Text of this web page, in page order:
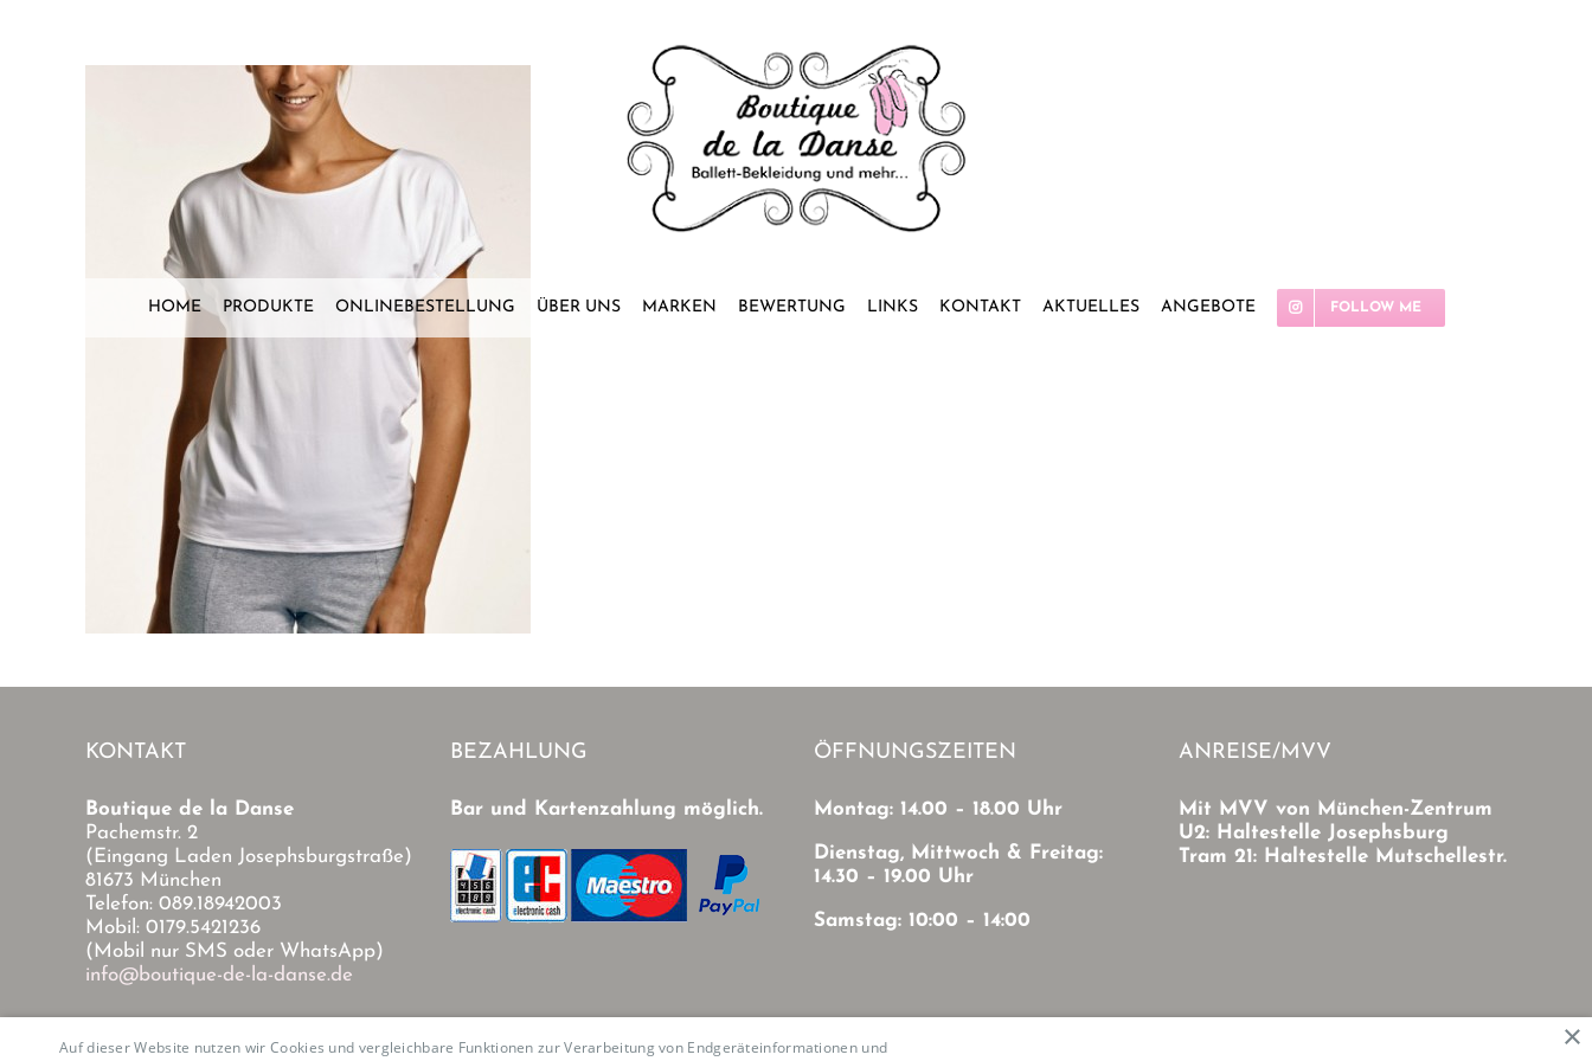
HOME PRODUKTE ONLINEBESTELLUNG ÜBER UNS MARKEN BEWERTUNG LINKS KONTAKT AKTUELLES ANGEBOTE FOLLOW ME
KONTAKT
Boutique de la Danse
Pachemstr. 2
(Eingang Laden Josephsburgstraße)
81673 München
Telefon: 089.18942003
Mobil: 0179.5421236
(Mobil nur SMS oder WhatsApp)
info@boutique-de-la-danse.de
BEZAHLUNG
Bar und Kartenzahlung möglich.
ÖFFNUNGSZEITEN
Montag: 14.00 – 18.00 Uhr
Dienstag, Mittwoch & Freitag:
14.30 – 19.00 Uhr
Samstag: 10:00 – 14:00
ANREISE/MVV
Mit MVV von München-Zentrum
U2: Haltestelle Josephsburg
Tram 21: Haltestelle Mutschellestr.
Auf dieser Website nutzen wir Cookies und vergleichbare Funktionen zur Verarbeitung von Endgeräteinformationen und ×